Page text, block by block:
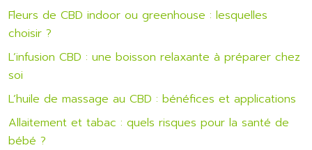
Fleurs de CBD indoor ou greenhouse : lesquelles
choisir ?
L’infusion CBD : une boisson relaxante à préparer chez
soi
L’huile de massage au CBD : bénéfices et applications
Allaitement et tabac : quels risques pour la santé de
bébé ?